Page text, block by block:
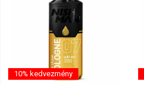
10% kedvezmény